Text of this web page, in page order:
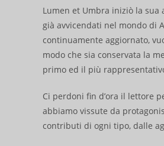
Lumen et Umbra iniziò la sua
già avvicendati nel mondo di
continuamente aggiornato,
modo che sia conservata la
primo ed il più
Ci perdoni fin d’ora il lettore
abbiamo vissute da
contributi di ogni tipo, dalle